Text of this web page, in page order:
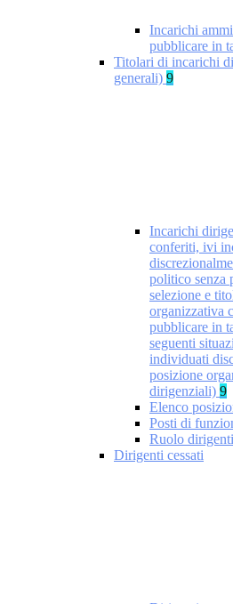
Incarichi
pubblicare in
Titolari di incarichi
generali) 9
Incarichi
conferiti, ivi
politico senza
selezione e
organizzativa
pubblicare in
seguenti
individuati
posizione
dirigenziali) 9
Elenco
Posti di
Ruolo dirigenti
Dirigenti cessati